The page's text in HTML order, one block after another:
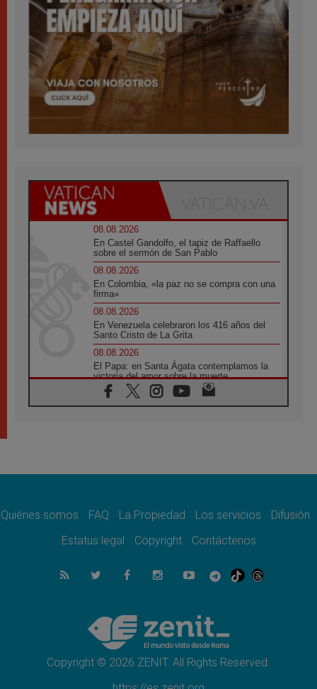
08.08.2026
En Castel Gandolfo, el tapiz de Raffaello
sobre el sermón de San Pablo
08.08.2026
En Colombia, «la paz no se compra con una
firma»
08.08.2026
En Venezuela celebraron los 416 años del
Santo Cristo de La Grita
08.08.2026
El Papa: en Santa Ágata contemplamos la
victoria del amor sobre la muerte
08.08.2026
León XIV visitará el Santuario de la Madre
07.08.2026
07.08.2026
el compromiso del cristiano"
La matanza de niños en Gaza no cesa: 300
muertos en 300 días
Tagle: La guerra desfigura el mundo, solo la
revelación de Dios lo transfigura
Quiénes somos FAQ La Propiedad Los servicios
Difusión
Estatus legal
Copyright Contáctenos
Copyright © 2026 ZENIT. All Rights Reserved.